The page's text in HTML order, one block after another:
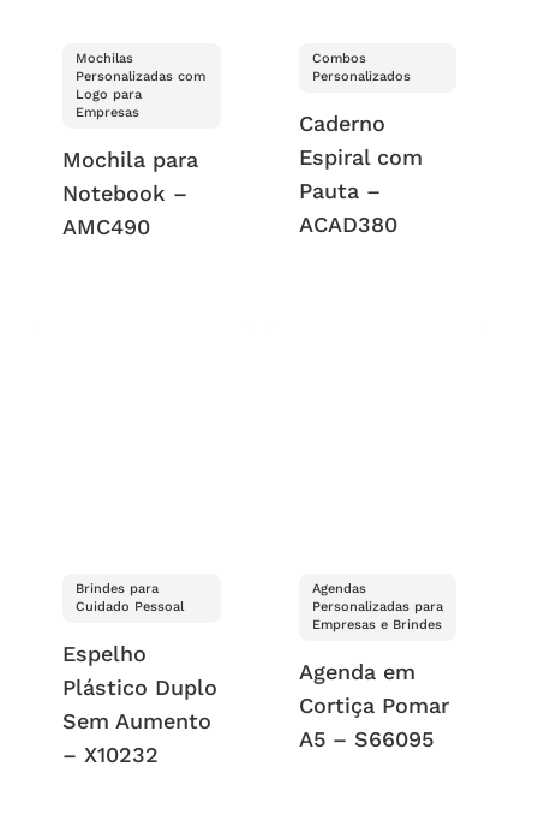
Mochilas
Personalizadas com
Logo para
Empresas
Mochila para
Notebook –
AMC490
Combos
Personalizados
Caderno
Espiral com
Pauta –
ACAD380
Brindes para
Cuidado Pessoal
Espelho
Plástico Duplo
Sem Aumento
– X10232
Agendas
Personalizadas para
Empresas e Brindes
Agenda em
Cortiça Pomar
A5 – S66095